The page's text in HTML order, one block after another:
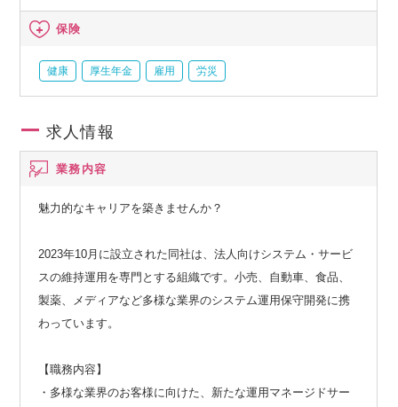
保険
健康 厚生年金 雇用 労災
求人情報
業務内容
魅力的なキャリアを築きませんか？
2023年10月に設立された同社は、法人向けシステム・サービ
スの維持運用を専門とする組織です。小売、自動車、食品、
製薬、メディアなど多様な業界のシステム運用保守開発に携
わっています。
【職務内容】
・多様な業界のお客様に向けた、新たな運用マネージドサー